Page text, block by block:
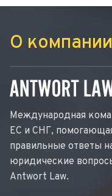
О компании
Международная
ЕС и СНГ,
правильные ответы
юридические
Antwort Law.